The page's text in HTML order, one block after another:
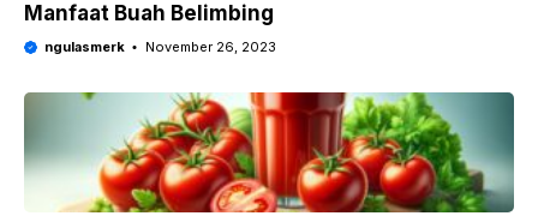
Manfaat Buah Belimbing
ngulasmerk November 26, 2023